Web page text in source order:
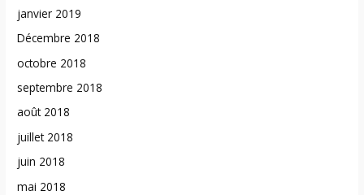
janvier 2019
Décembre 2018
octobre 2018
septembre 2018
août 2018
juillet 2018
juin 2018
mai 2018